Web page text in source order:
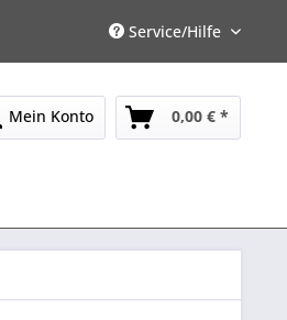
Service/Hilfe
Mein Konto 0,00 € *